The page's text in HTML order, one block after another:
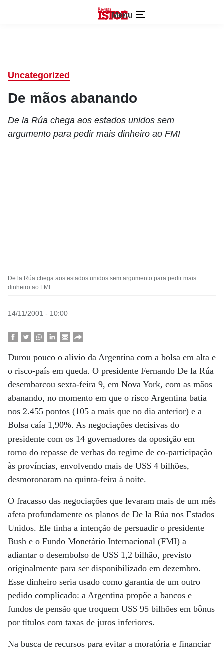
Menu
Uncategorized
De mãos abanando
De la Rúa chega aos estados unidos sem
argumento para pedir mais dinheiro ao FMI
De la Rúa chega aos estados unidos sem argumento para pedir mais
dinheiro ao FMI
14/11/2001 - 10:00
Durou pouco o alívio da Argentina com a bolsa em alta e
o risco-país em queda. O presidente Fernando De la Rúa
desembarcou sexta-feira 9, em Nova York, com as mãos
abanando, no momento em que o risco Argentina batia
nos 2.455 pontos (105 a mais que no dia anterior) e a
Bolsa caía 1,90%. As negociações decisivas do
presidente com os 14 governadores da oposição em
torno do repasse de verbas do regime de co-participação
às províncias, envolvendo mais de US$ 4 bilhões,
desmoronaram na quinta-feira à noite.
O fracasso das negociações que levaram mais de um mês
afeta profundamente os planos de De la Rúa nos Estados
Unidos. Ele tinha a intenção de persuadir o presidente
Bush e o Fundo Monetário Internacional (FMI) a
adiantar o desembolso de US$ 1,2 bilhão, previsto
originalmente para ser disponibilizado em dezembro.
Esse dinheiro seria usado como garantia de um outro
pedido complicado: a Argentina propõe a bancos e
fundos de pensão que troquem US$ 95 bilhões em bônus
por títulos com taxas de juros inferiores.
Na busca de recursos para evitar a moratória e financiar